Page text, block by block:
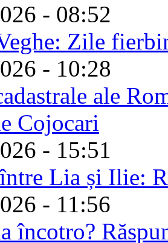
- 08:52
Zile
- 10:28
ale
Cojocari
- 15:51
Lia și Ilie:
- 11:56
încotro?